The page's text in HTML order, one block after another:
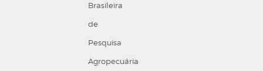
Brasileira
de
Pesquisa
Agropecuária